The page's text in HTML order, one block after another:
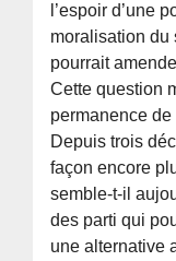
l’espoir d’une
moralisation du
pourrait
Cette question
permanence
Depuis trois
façon encore
semble-t-il
des parti qui
une alternative